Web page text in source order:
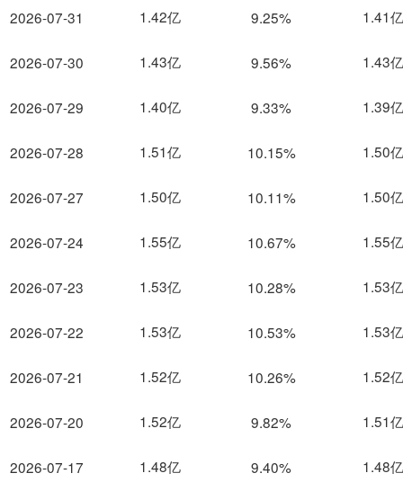
2026-07-31
2026-07-30
2026-07-29
2026-07-28
2026-07-27
2026-07-24
2026-07-23
2026-07-22
2026-07-21
2026-07-20
2026-07-17
1.42亿 9.25% 1.41亿
1.43亿 9.56% 1.43亿
1.40亿 9.33% 1.39亿
1.51亿 10.15% 1.50亿
1.50亿 10.11% 1.50亿
1.55亿 10.67% 1.55亿
1.53亿 10.28% 1.53亿
1.53亿 10.53% 1.53亿
1.52亿 10.26% 1.52亿
1.52亿 9.82% 1.51亿
1.48亿 9.40% 1.48亿